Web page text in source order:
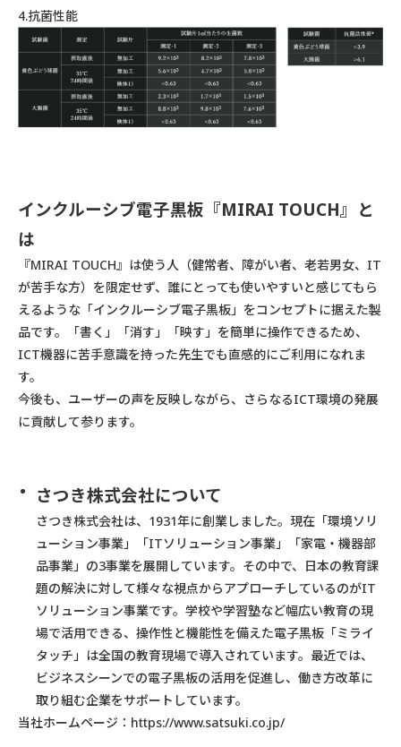
4.抗菌性能
インクルーシブ電子黒板『MIRAI TOUCH』と
は
『MIRAI TOUCH』は使う人（健常者、障がい者、老若男女、IT
が苦手な方）を限定せず、誰にとっても使いやすいと感じてもら
えるような「インクルーシブ電子黒板」をコンセプトに据えた製
品です。「書く」「消す」「映す」を簡単に操作できるため、
ICT機器に苦手意識を持った先生でも直感的にご利用になれま
す。
今後も、ユーザーの声を反映しながら、さらなるICT環境の発展
に貢献して参ります。
さつき株式会社について
さつき株式会社は、1931年に創業しました。現在「環境ソリ
ューション事業」「ITソリューション事業」「家電・機器部
品事業」の3事業を展開しています。その中で、日本の教育課
題の解決に対して様々な視点からアプローチしているのがIT
ソリューション事業です。学校や学習塾など幅広い教育の現
場で活用できる、操作性と機能性を備えた電子黒板「ミライ
タッチ」は全国の教育現場で導入されています。最近では、
ビジネスシーンでの電子黒板の活用を促進し、働き方改革に
取り組む企業をサポートしています。
当社ホームページ：https://www.satsuki.co.jp/